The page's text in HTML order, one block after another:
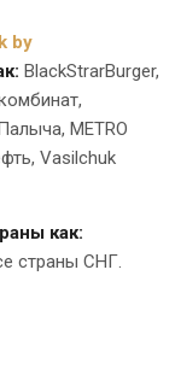
by
BlackStrarBurger,
METRO
Vasilchuk
как:
страны СНГ.